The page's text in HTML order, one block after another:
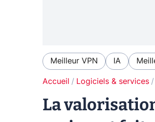
Meilleur VPN IA
Accueil Logiciels & services
La